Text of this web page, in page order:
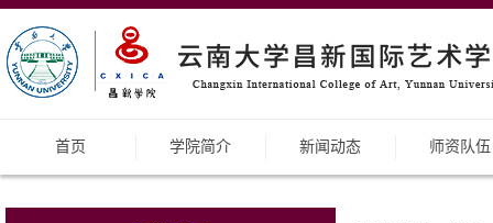
首页 学院简介 新闻动态 师资队伍